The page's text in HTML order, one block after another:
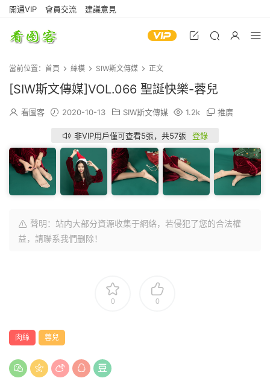
開通VIP 會員交流 建議意見
當前位置： 首頁 絲模 SIW斯文傳媒 正文
[SIW斯文傳媒]VOL.066 聖誕快樂-蓉兒
看圖客 2020-10-13 SIW斯文傳媒 1.2k 推廣
非VIP用戶僅可查看5張，共57張 登錄
聲明：站内大部分資源收集于網絡，若侵犯了您的合法權
益，請聯系我們删除！
0 0
肉絲 蓉兒